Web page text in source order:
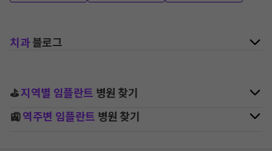
치과블로그
⛳지역별 임플란트 병원 찾기
🚉역주변 임플란트 병원 찾기